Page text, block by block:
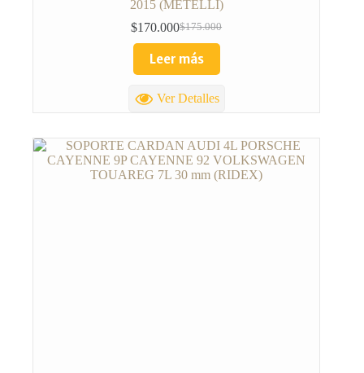
2015 (METELLI)
$175.000
$170.000
Leer más
Ver Detalles